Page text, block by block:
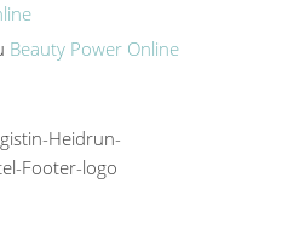
Beauty Power Online